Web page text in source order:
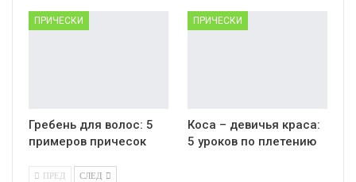
ПРИЧЕСКИ
Гребень для волос: 5
примеров причесок
ПРИЧЕСКИ
Коса – девичья краса:
5 уроков по плетению
ПРЕД СЛЕД